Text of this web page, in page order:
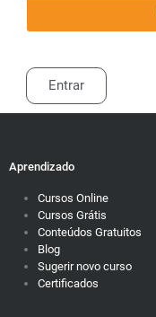
Entrar
Aprendizado
Cursos Online
Cursos Grátis
Conteúdos Gratuitos
Blog
Sugerir novo curso
Certificados